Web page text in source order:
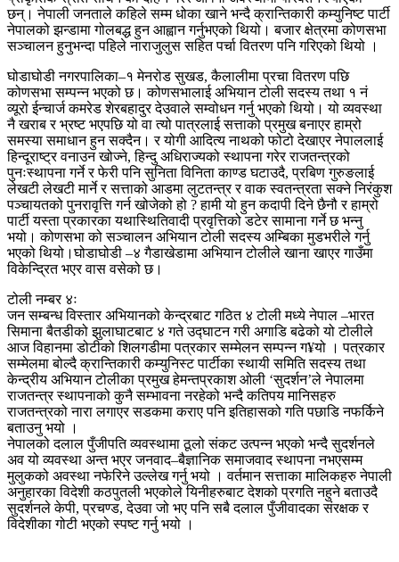
छन्। नेपाली जनताले कहिले सम्म धोका खाने भन्दै क्रान्तिकारी कम्युनिष्ट पार्टी
नेपालको झन्डामा गोलबद्ध हुन आह्वान गर्नुभएको थियो। बजार क्षेत्रमा कोणसभा
सञ्चालन हुनुभन्दा पहिले नाराजुलुस सहित पर्चा वितरण पनि गरिएको थियो ।
घोडाघोडी नगरपालिका–१ मेनरोड सुखड, कैलालीमा प्रचा वितरण पछि
कोणसभा सम्पन्न भएको छ। कोणसभालाई अभियान टोली सदस्य तथा १ नं
व्यूरो ईन्चार्ज कमरेड शेरबहादुर देउवाले सम्वोधन गर्नु भएको थियो। यो व्यवस्था
नै खराब र भ्रष्ट भएपछि यो वा त्यो पात्रलाई सत्ताको प्रमुख बनाएर हाम्रो
समस्या समाधान हुन सक्दैन। र योगी आदित्य नाथको फोटो देखाएर नेपाललाई
हिन्दूराष्ट्र वनाउन खोज्ने, हिन्दु अधिराज्यको स्थापना गरेर राजतन्त्रको
पुनःस्थापना गर्ने र फेरी पनि सुनिता विनिता काण्ड घटाउदै, प्रबिण गुरुङलाई
लेखटी लेखटी मार्ने र सत्ताको आडमा लुटतन्त्र र वाक स्वतन्त्रता सक्ने निरंकुश
पञ्चायतको पुनरावृत्ति गर्न खोजेको हो ? हामी यो हुन कदापी दिने छैनौ र हाम्रो
पार्टी यस्ता प्रकारका यथास्थितिवादी प्रवृत्तिको डटेर सामाना गर्ने छ भन्नु
भयो। कोणसभा को सञ्चालन अभियान टोली सदस्य अम्बिका मुडभरीले गर्नु
भएको थियो।घोडाघोडी –४ गैडाखेडामा अभियान टोलीले खाना खाएर गाउँमा
विकेन्द्रित भएर वास वसेको छ।
टोली नम्बर ४ः
जन सम्बन्ध विस्तार अभियानको केन्द्रबाट गठित ४ टोली मध्ये नेपाल –भारत
सिमाना बैतडीको झुलाघाटबाट ४ गते उद्घाटन गरी अगाडि बढेको यो टोलीले
आज विहानमा डोटीको शिलगडीमा पत्रकार सम्मेलन सम्पन्न ग¥यो । पत्रकार
सम्मेलमा बोल्दै क्रान्तिकारी कम्युनिस्ट पार्टीका स्थायी समिति सदस्य तथा
केन्द्रीय अभियान टोलीका प्रमुख हेमन्तप्रकाश ओली ‘सुदर्शन’ले नेपालमा
राजतन्त्र स्थापनाको कुनै सम्भावना नरहेको भन्दै कतिपय मानिसहरु
राजतन्त्रको नारा लगाएर सडकमा कराए पनि इतिहासको गति पछाडि नफर्किने
बताउनु भयो ।
नेपालको दलाल पुँजीपति व्यवस्थामा ठूलो संकट उत्पन्न भएको भन्दै सुदर्शनले
अव यो व्यवस्था अन्त भएर जनवाद–बैज्ञानिक समाजवाद स्थापना नभएसम्म
मुलुकको अवस्था नफेरिने उल्लेख गर्नु भयो । वर्तमान सत्ताका मालिकहरु नेपाली
अनुहारका विदेशी कठपुतली भएकोले यिनीहरुबाट देशको प्रगति नहुने बताउदै
सुदर्शनले केपी, प्रचण्ड, देउवा जो भए पनि सबै दलाल पुँजीवादका संरक्षक र
विदेशीका गोटी भएको स्पष्ट गर्नु भयो ।